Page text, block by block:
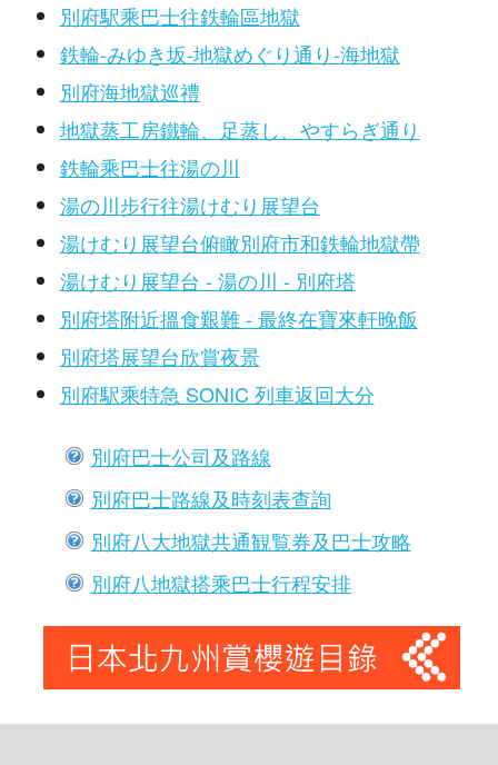
別府駅乘巴士往鉄輪區地獄
鉄輪-みゆき坂-地獄めぐり通り-海地獄
別府海地獄巡禮
地獄蒸工房鐵輪、足蒸し、やすらぎ通り
鉄輪乘巴士往湯の川
湯の川步行往湯けむり展望台
湯けむり展望台俯瞰別府市和鉄輪地獄帶
湯けむり展望台 - 湯の川 - 別府塔
別府塔附近搵食艱難 - 最終在寶來軒晚飯
別府塔展望台欣賞夜景
別府駅乘特急 SONIC 列車返回大分
別府巴士公司及路線
別府巴士路線及時刻表查詢
別府八大地獄共通観覧券及巴士攻略
別府八地獄搭乘巴士行程安排